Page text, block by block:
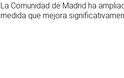
La Comunidad de Madrid ha
medida que mejora